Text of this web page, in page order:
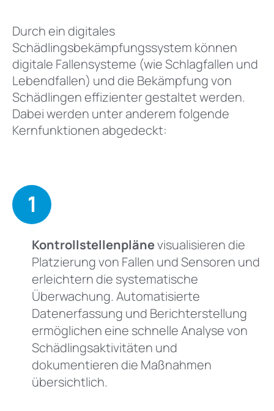
Durch ein digitales
Schädlingsbekämpfungssystem können
digitale Fallensysteme (wie Schlagfallen und
Lebendfallen) und die Bekämpfung von
Schädlingen effizienter gestaltet werden.
Dabei werden unter anderem folgende
Kernfunktionen abgedeckt:
1
Kontrollstellenplänevisualisieren die
Platzierung von Fallen und Sensoren und
erleichtern die systematische
Überwachung. Automatisierte
Datenerfassung und Berichterstellung
ermöglichen eine schnelle Analyse von
Schädlingsaktivitäten und
dokumentieren die Maßnahmen
übersichtlich.